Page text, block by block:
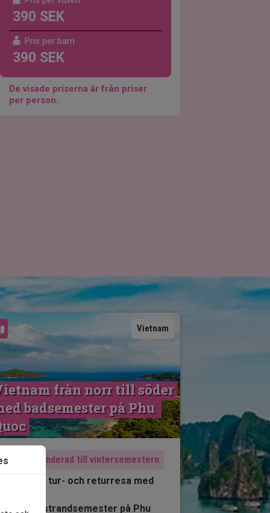
390 SEK
Pris per barn
390 SEK
De visade priserna är från priser
per person.
Vietnam
Se karta
från norr till söder
badsemester på Phu
Rekommenderad till vintersemestern
10 nätter tur- och returresa med
3 nätter strandsemester på Phu